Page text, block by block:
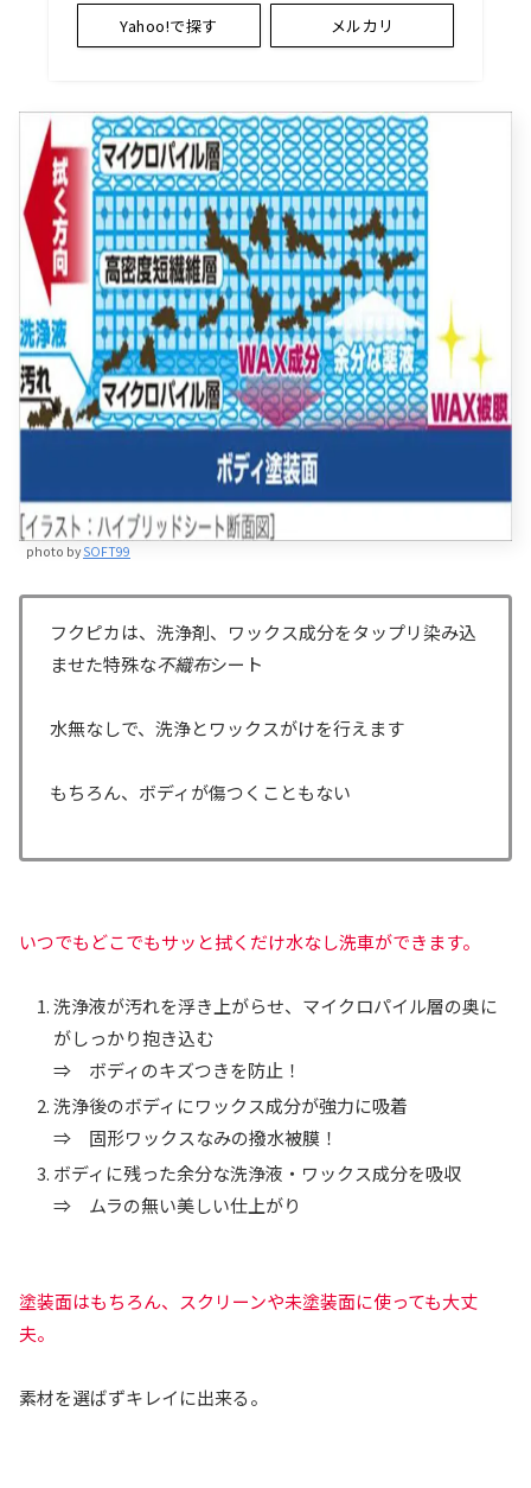
Yahoo!で探す メルカリ
photo bySOFT99
フクピカは、洗浄剤、ワックス成分をタップリ染み込
ませた特殊な不織布シート
水無なしで、洗浄とワックスがけを行えます
もちろん、ボディが傷つくこともない
いつでもどこでもサッと拭くだけ水なし洗車ができます。
洗浄液が汚れを浮き上がらせ、マイクロパイル層の奥に
がしっかり抱き込む
⇒ ボディのキズつきを防止！
洗浄後のボディにワックス成分が強力に吸着
⇒ 固形ワックスなみの撥水被膜！
ボディに残った余分な洗浄液・ワックス成分を吸収
⇒ ムラの無い美しい仕上がり
塗装面はもちろん、スクリーンや未塗装面に使っても大丈
夫。
素材を選ばずキレイに出来る。